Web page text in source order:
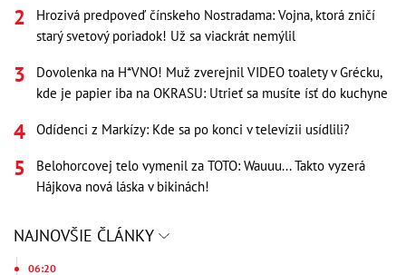
Hrozivá predpoveď čínskeho Nostradama: Vojna, ktorá zničí
starý svetový poriadok! Už sa viackrát nemýlil
Dovolenka na H*VNO! Muž zverejnil VIDEO toalety v Grécku,
kde je papier iba na OKRASU: Utrieť sa musíte ísť do kuchyne
Odídenci z Markízy: Kde sa po konci v televízii usídlili?
Belohorcovej telo vymenil za TOTO: Wauuu... Takto vyzerá
Hájkova nová láska v bikinách!
NAJNOVŠIE ČLÁNKY
06:20